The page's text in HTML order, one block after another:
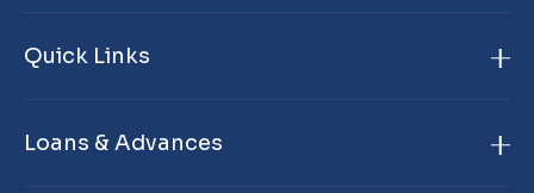
Quick Links
Loans & Advances